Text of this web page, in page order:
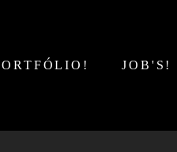
JOB'S!